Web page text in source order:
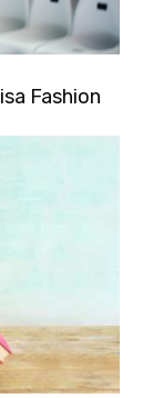
Fashion